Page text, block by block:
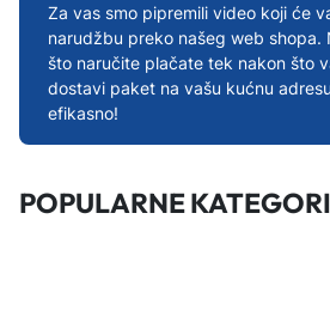
Za vas smo pipremili video koji će
narudžbu preko našeg web shopa.
što naručite plačate tek nakon što
dostavi paket na vašu kućnu
efikasno!
POPULARNE